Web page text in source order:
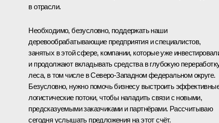
в отрасли.
Необходимо, безусловно, поддержать наши
деревообрабатывающие предприятия и специалистов,
занятых в этой сфере, компании, которые уже
и продолжают вкладывать средства в глубокую
леса, в том числе в Северо-Западном федеральном округе.
Безусловно, нужно помочь бизнесу выстроить
логистические потоки, чтобы наладить связи с новыми,
предсказуемыми заказчиками и партнёрами. Рассчитываю
сегодня услышать предложения на этот счёт.